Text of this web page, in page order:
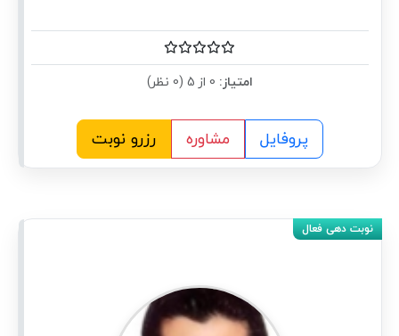
امتیاز:
پروفایل مشاوره رزرو نوبت